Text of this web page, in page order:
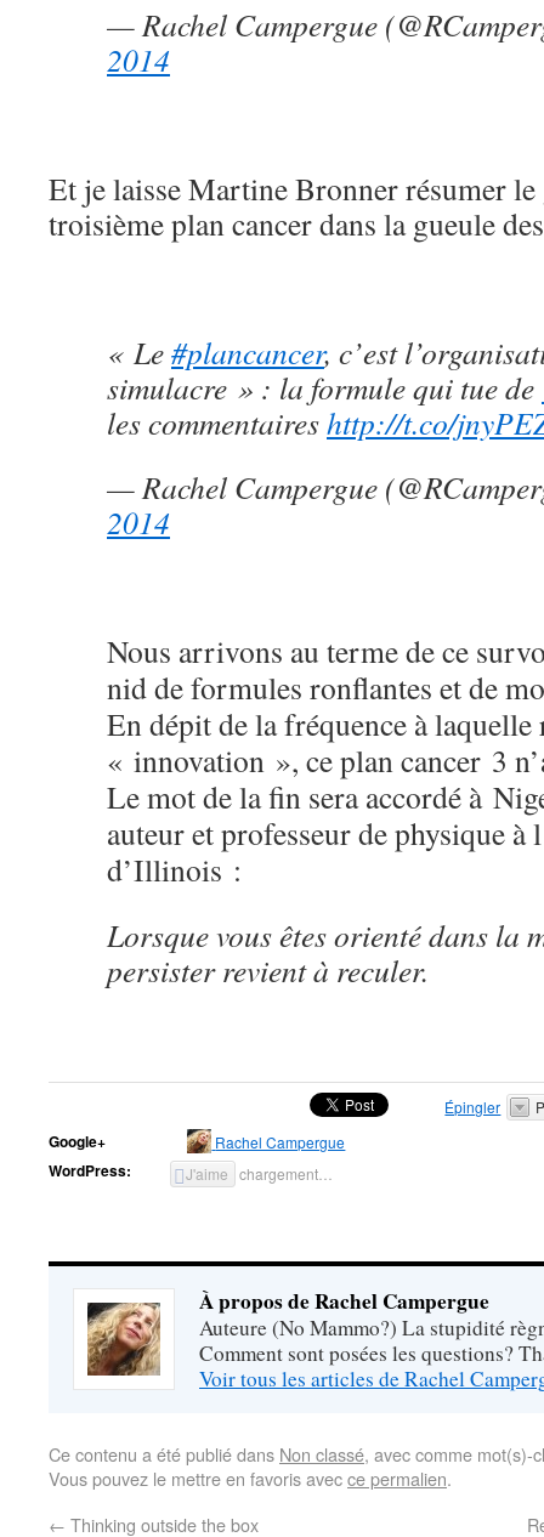
— Rachel Campergue
2014
Et je laisse Martine Bronner résumer le
troisième plan cancer dans la gueule
« Le#plancancer, c’est
simulacre » : la formule qui tue de
les commentaireshttp://t.co/
— Rachel Campergue
2014
Nous arrivons au terme de ce
nid de formules ronflantes et de
En dépit de la fréquence à
« innovation », ce plan cancer 3
Le mot de la fin sera accordé à
auteur et professeur de physique à
d’Illinois :
Lorsque vous êtes orienté dans la
persister revient à reculer.
Épingler
Google+ Rachel Campergue
WordPress: J'aime chargement…
À propos de Rachel Campergue
Auteure (No Mammo?) La stupidité
Comment sont posées les questions?
Voir tous les articles de Rachel
Ce contenu a été publié dans Non classé, avec comme mot(s)-
Vous pouvez le mettre en favoris avecce permalien.
← Thinking outside the box